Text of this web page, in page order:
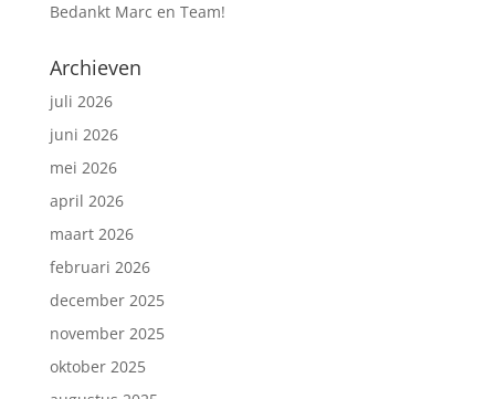
Bedankt Marc en Team!
Archieven
juli 2026
juni 2026
mei 2026
april 2026
maart 2026
februari 2026
december 2025
november 2025
oktober 2025